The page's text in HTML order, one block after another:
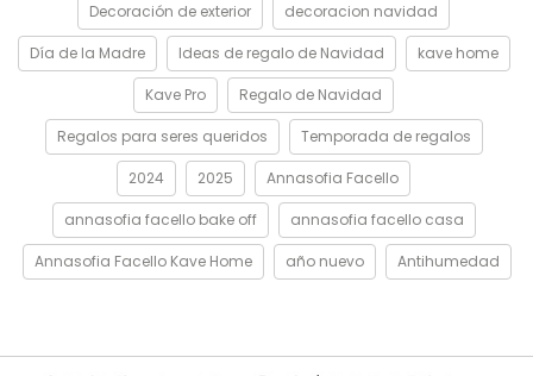
Decoración de exterior decoracion navidad
Día de la Madre Ideas de regalo de Navidad kave home
Kave Pro Regalo de Navidad
Regalos para seres queridos Temporada de regalos
2024 2025 Annasofia Facello
annasofia facello bake off annasofia facello casa
Annasofia Facello Kave Home año nuevo Antihumedad